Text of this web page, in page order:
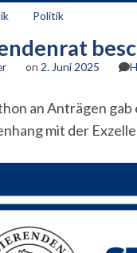
Politik
on 2. Juni 2025
an Anträgen
mit der